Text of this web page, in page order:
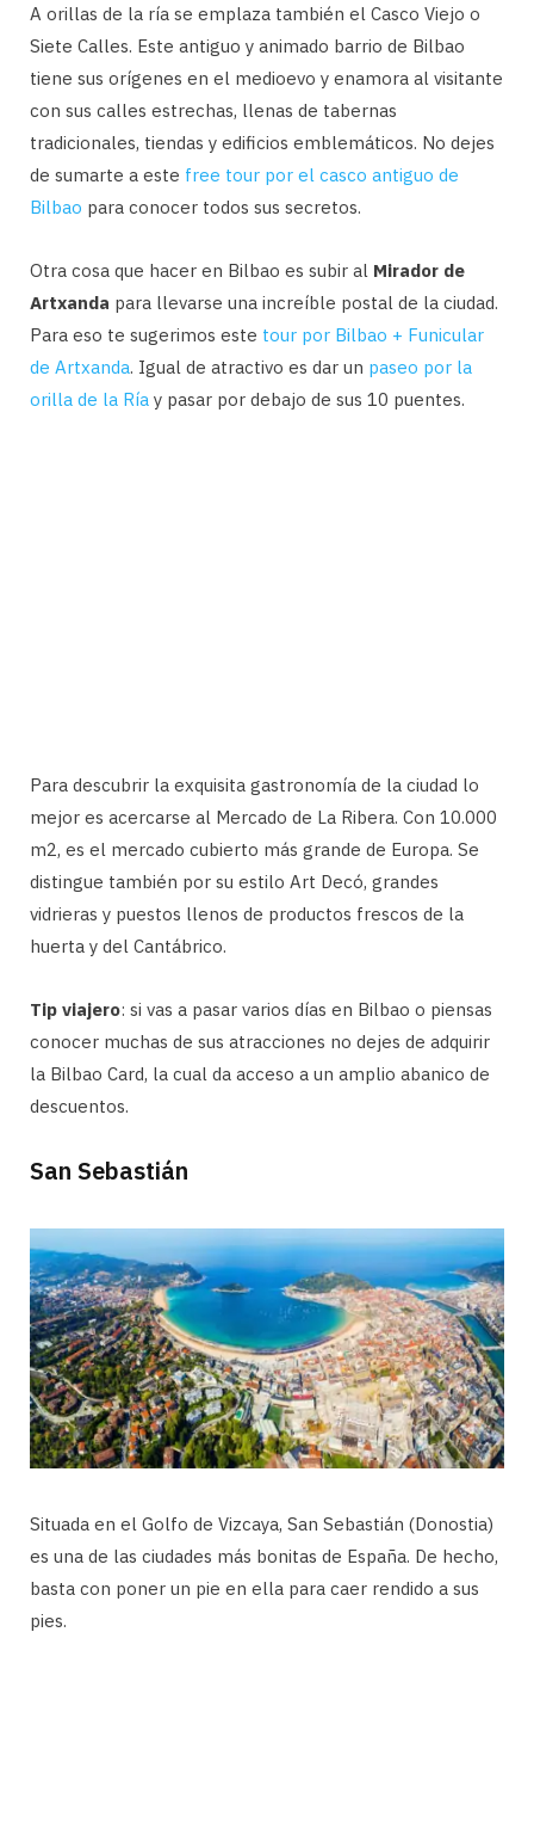
A orillas de la ría se emplaza también el Casco Viejo o
Siete Calles. Este antiguo y animado barrio de Bilbao
tiene sus orígenes en el medioevo y enamora al visitante
con sus calles estrechas, llenas de tabernas
tradicionales, tiendas y edificios emblemáticos. No dejes
de sumarte a este free tour por el casco antiguo de
Bilbao para conocer todos sus secretos.
Otra cosa que hacer en Bilbao es subir al Mirador de
Artxanda para llevarse una increíble postal de la ciudad.
Para eso te sugerimos este tour por Bilbao + Funicular
de Artxanda. Igual de atractivo es dar un paseo por la
orilla de la Ría y pasar por debajo de sus 10 puentes.
Para descubrir la exquisita gastronomía de la ciudad lo
mejor es acercarse al Mercado de La Ribera. Con 10.000
m2, es el mercado cubierto más grande de Europa. Se
distingue también por su estilo Art Decó, grandes
vidrieras y puestos llenos de productos frescos de la
huerta y del Cantábrico.
Tip viajero: si vas a pasar varios días en Bilbao o piensas
conocer muchas de sus atracciones no dejes de adquirir
la Bilbao Card, la cual da acceso a un amplio abanico de
descuentos.
San Sebastián
Situada en el Golfo de Vizcaya, San Sebastián (Donostia)
es una de las ciudades más bonitas de España. De hecho,
basta con poner un pie en ella para caer rendido a sus
pies.